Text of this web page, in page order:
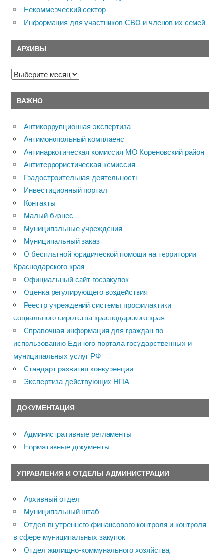
Некоммерческий сектор
Информация для участников СВО и членов их семей
АРХИВЫ
Архивы
ВАЖНО
Антикоррупционная экспертиза
Антимонопольный комплаенс
Антинаркотическая комиссия МО Кореновский район
Антитеррористическая комиссия
Градостроительная деятельность
Инвестиционный портал
Контакты
Малый бизнес
Муниципальные учреждения
Муниципальный заказ
О бесплатной юридической помощи на территории
Краснодарского края
Официальный сайт госзакупок
Оценка регулирующего воздействия
Реестр учреждений системы профилактики
социального сиротства краснодарского края
Справочная информация для граждан по
использованию Единого портала государственных и
муниципальных услуг РФ
Стандарт развития конкуренции
Экспертиза действующих НПА
ДОКУМЕНТАЦИЯ
Административные регламенты
Нормативные документы
УПРАВЛЕНИЯ И ОТДЕЛЫ АДМИНИСТРАЦИИ
Архивный отдел
Муниципальный штаб
Отдел внутреннего финансового контроля и контроля
в сфере муниципальных закупок
Отдел жилищно-коммунального хозяйства,